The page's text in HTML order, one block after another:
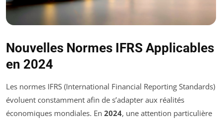
Nouvelles Normes IFRS Applicables
en 2024
Les normes IFRS (International Financial Reporting Standards)
évoluent constamment afin de s’adapter aux réalités
économiques mondiales. En 2024, une attention particulière